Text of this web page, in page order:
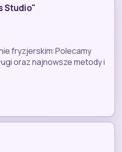
Studio"
fryzjerskim:Polecamy
oraz najnowsze metody i